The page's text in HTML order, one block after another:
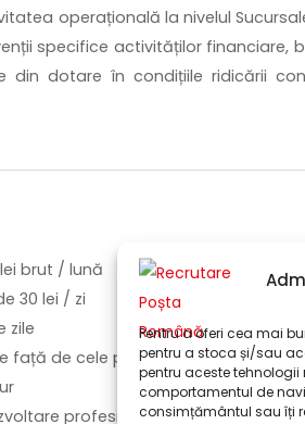
Pentru a oferi cea mai
pentru a stoca și/sau
pentru aceste tehnologii
comportamentul de
consimțământul sau îți
operațională la nivelul
specifice activităților financiare,
din dotare în condițiile ridicării
brut / lună
30 lei / zi
zile
față de cele prevăzute de lege
profesională